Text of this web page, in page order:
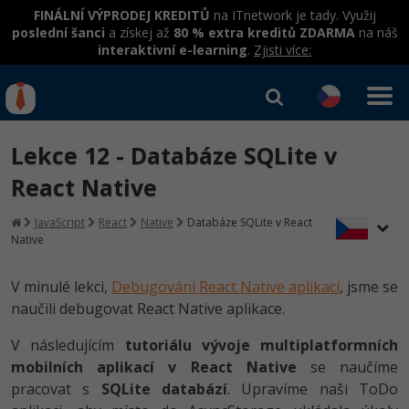
FINÁLNÍ VÝPRODEJ KREDITŮ na ITnetwork je tady. Využij
poslední šanci a získej až 80 % extra kreditů ZDARMAna náš
interaktivní e-learning. Zjisti více:
Rekvalifikace a kurzy
hrazené úřadem práce
Workshopy zdarma
Datová analýza v praxi
Školení
Základy programování
Objektové programování - OOP
Umělá inteligence
C# .NET
Kurzy IT profesí
Programátor WWW aplikací
Senior programátor
Front-end developer
Jak začít?
Java
C#.NET -80%
Přihlásit se |Registrovat
Lekce 12 - Databáze SQLite v
React Native
JavaScript React Native
Databáze SQLite v React
Native
V minulé lekci, Debugování React Native aplikací, jsme se
naučili debugovat React Native aplikace.
V následujícím tutoriálu vývoje multiplatformních
mobilních aplikací v React Native se naučíme
pracovat s SQLite databází. Upravíme naši ToDo